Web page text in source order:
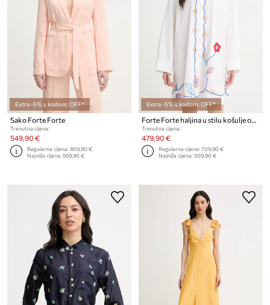
Extra -5% s kodom: OFF*
Sako Forte Forte
Trenutna cijena:
549,90 €
Regularna cijena:809,90 €
Najniža cijena:569,90 €
Extra -5% s kodom: OFF*
Forte Forte haljina u stilu košulje od pamuka
Trenutna cijena:
479,90 €
Regularna cijena:709,90 €
Najniža cijena:509,90 €